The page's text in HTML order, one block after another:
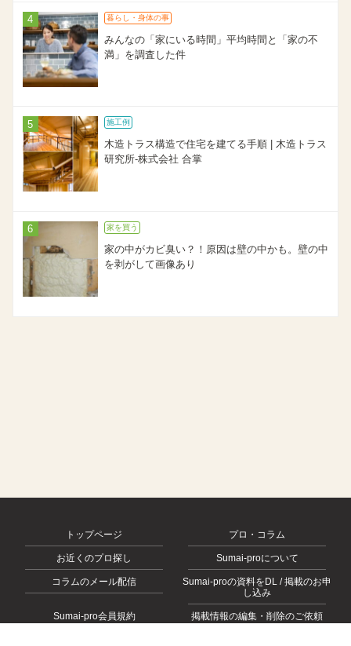
暮らし・身体の事
みんなの「家にいる時間」平均時間と「家の不
満」を調査した件
施工例
木造トラス構造で住宅を建てる手順 | 木造トラス
研究所-株式会社 合掌
家を買う
家の中がカビ臭い？！原因は壁の中かも。壁の中
を剥がして画像あり
トップページ プロ・コラム
お近くのプロ探し Sumai-proについて
コラムのメール配信
Sumai-proの資料をDL / 掲載のお申
し込み
Sumai-pro会員規約 掲載情報の編集・削除のご依頼